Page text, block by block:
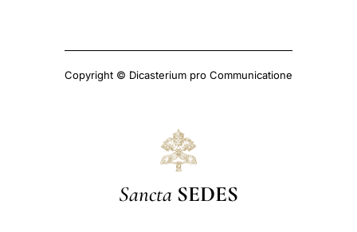
Copyright © Dicasterium pro Communicatione
Sancta SEDES